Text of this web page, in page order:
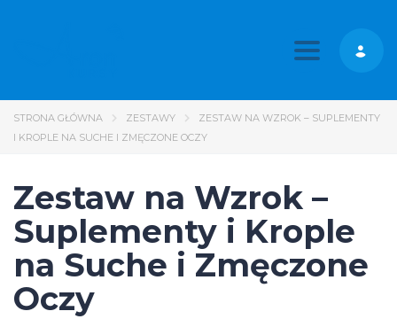
Toggle
STRONA GŁÓWNA ZESTAWY
ZESTAW NA WZROK – SUPLEMENTY
I KROPLE NA SUCHE I ZMĘCZONE OCZY
Zestaw na Wzrok –
Suplementy i Krople
na Suche i Zmęczone
Oczy